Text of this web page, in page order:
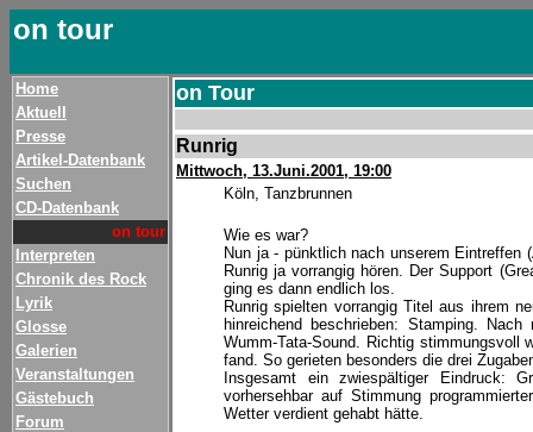
on tour
Home
Aktuell
Presse
Artikel-Datenbank
Suchen
CD-Datenbank
on tour
Interpreten
Chronik des Rock
Lyrik
Glosse
Galerien
Veranstaltungen
Gästebuch
Forum
on Tour
Runrig
Mittwoch, 13.Juni.2001, 19:00
Köln, Tanzbrunnen
Wie es war?
Nun ja - pünktlich nach unserem Eintreffen
Runrig ja vorrangig hören. Der Support
ging es dann endlich los.
Runrig spielten vorrangig Titel aus ihrem
hinreichend beschrieben: Stamping.
Wumm-Tata-Sound. Richtig stimmungsvoll
fand. So gerieten besonders die drei
Insgesamt ein zwiespältiger Eindruck:
vorhersehbar auf Stimmung
Wetter verdient gehabt hätte.